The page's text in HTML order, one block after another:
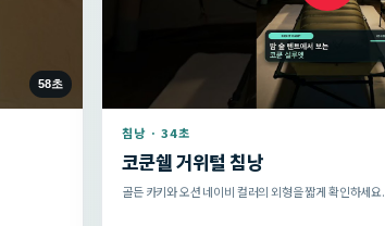
58초
침낭 · 34초
코쿤쉘 거위털 침낭
골든 카키와 오션 네이비 컬러의 외형을 짧게 확인하세요.